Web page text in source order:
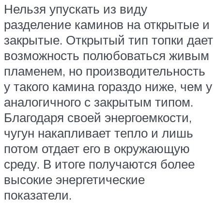
Нельзя упускать из виду
разделение каминов на открытые и
закрытые. Открытый тип топки дает
возможность полюбоваться живым
пламенем, но производительность
у такого камина гораздо ниже, чем у
аналогичного с закрытым типом.
Благодаря своей энергоемкости,
чугун накапливает тепло и лишь
потом отдает его в окружающую
среду. В итоге получаются более
высокие энергетические
показатели.